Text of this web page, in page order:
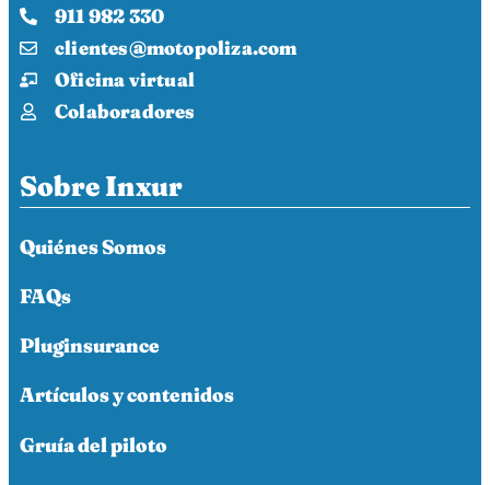
911 982 330
clientes@motopoliza.com
Oficina virtual
Colaboradores
Sobre Inxur
Quiénes Somos
FAQs
Pluginsurance
Artículos y contenidos
Gruía del piloto